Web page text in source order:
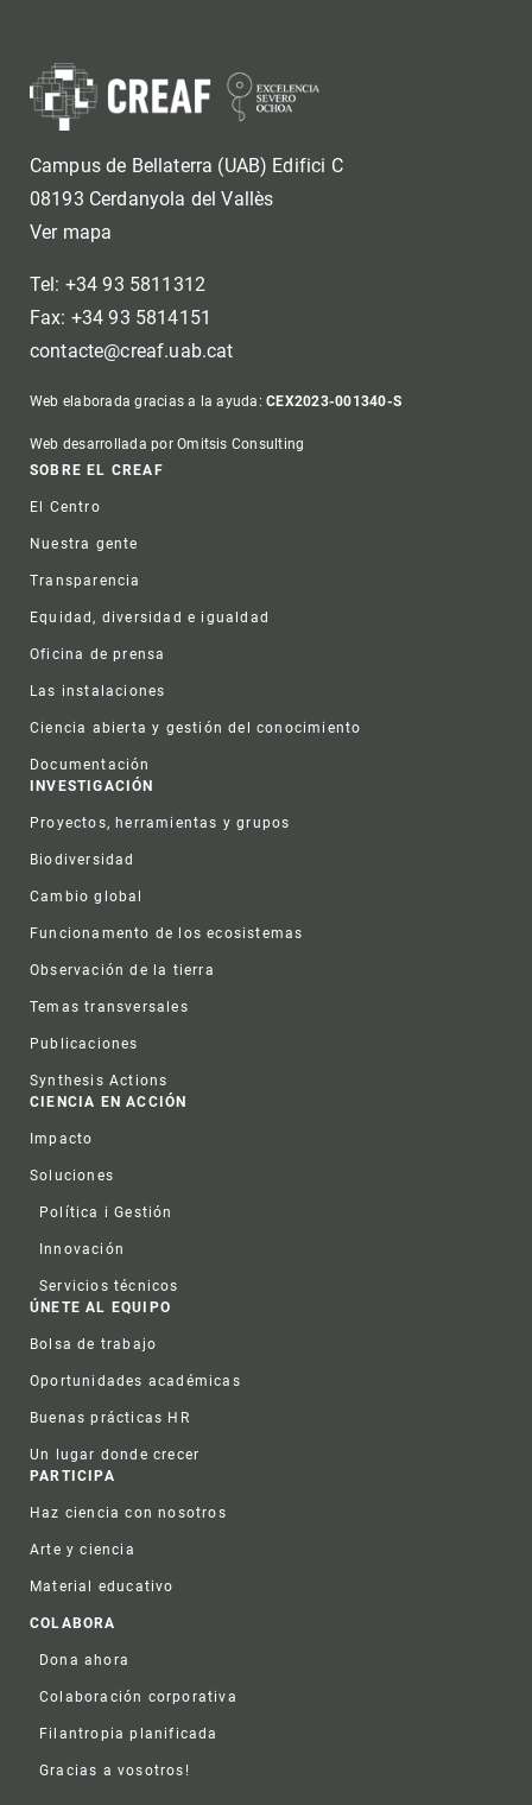
Campus de Bellaterra (UAB) Edifici C
08193 Cerdanyola del Vallès
Ver mapa
Tel: +34 93 5811312
Fax: +34 93 5814151
contacte@creaf.uab.cat
Web elaborada gracias a la ayuda:CEX2023-001340-S
Web desarrollada por Omitsis Consulting
Footer
SOBRE EL CREAF
El Centro
Nuestra gente
Transparencia
Equidad, diversidad e igualdad
Oficina de prensa
Las instalaciones
Ciencia abierta y gestión del conocimiento
Documentación
INVESTIGACIÓN
Proyectos, herramientas y grupos
Biodiversidad
Cambio global
Funcionamento de los ecosistemas
Observación de la tierra
Temas transversales
Publicaciones
Synthesis Actions
CIENCIA EN ACCIÓN
Impacto
Soluciones
Política i Gestión
Innovación
Servicios técnicos
ÚNETE AL EQUIPO
Bolsa de trabajo
Oportunidades académicas
Buenas prácticas HR
Un lugar donde crecer
PARTICIPA
Haz ciencia con nosotros
Arte y ciencia
Material educativo
COLABORA
Dona ahora
Colaboración corporativa
Filantropia planificada
Gracias a vosotros!